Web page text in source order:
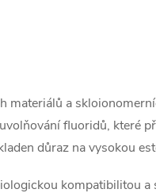
a
fluoridů, které
důraz na vysokou
kompatibilitou